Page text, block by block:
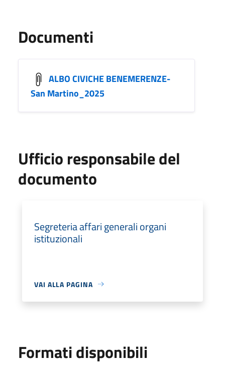
Documenti
ALBO CIVICHE BENEMERENZE-
San Martino_2025
Ufficio responsabile del
documento
Segreteria affari generali organi
istituzionali
VAI ALLA PAGINA
Formati disponibili